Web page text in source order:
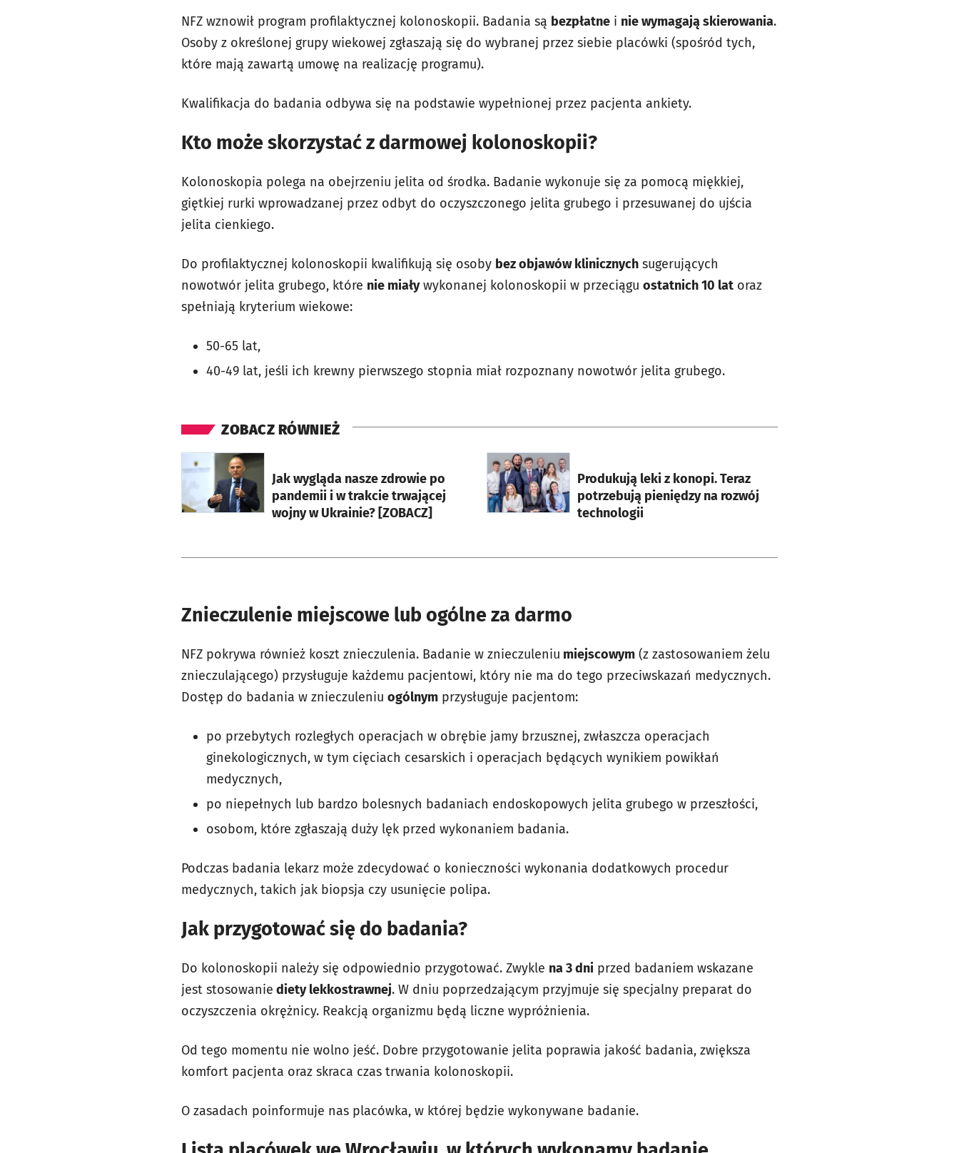
NFZ wznowił program profilaktycznej kolonoskopii. Badania są bezpłatne i nie wymagają skierowania.
Osoby z określonej grupy wiekowej zgłaszają się do wybranej przez siebie placówki (spośród tych,
które mają zawartą umowę na realizację programu).
Kwalifikacja do badania odbywa się na podstawie wypełnionej przez pacjenta ankiety.
Kto może skorzystać z darmowej kolonoskopii?
Kolonoskopia polega na obejrzeniu jelita od środka. Badanie wykonuje się za pomocą miękkiej,
giętkiej rurki wprowadzanej przez odbyt do oczyszczonego jelita grubego i przesuwanej do ujścia
jelita cienkiego.
Do profilaktycznej kolonoskopii kwalifikują się osoby bez objawów klinicznych sugerujących
nowotwór jelita grubego, które nie miaływykonanej kolonoskopii w przeciągu ostatnich 10 lat oraz
spełniają kryterium wiekowe:
50-65 lat,
40-49 lat, jeśli ich krewny pierwszego stopnia miał rozpoznany nowotwór jelita grubego.
ZOBACZ RÓWNIEŻ
Jak wygląda nasze zdrowie po
pandemii i w trakcie trwającej
wojny w Ukrainie? [ZOBACZ]
otworzy się w nowej karcie
Produkują leki z konopi. Teraz
potrzebują pieniędzy na rozwój
technologii
otworzy się w nowej karcie
Znieczulenie miejscowe lub ogólne za darmo
NFZ pokrywa również koszt znieczulenia. Badanie w znieczuleniu miejscowym (z zastosowaniem żelu
znieczulającego) przysługuje każdemu pacjentowi, który nie ma do tego przeciwskazań medycznych.
Dostęp do badania w znieczuleniu ogólnym przysługuje pacjentom:
po przebytych rozległych operacjach w obrębie jamy brzusznej, zwłaszcza operacjach
ginekologicznych, w tym cięciach cesarskich i operacjach będących wynikiem powikłań
medycznych,
po niepełnych lub bardzo bolesnych badaniach endoskopowych jelita grubego w przeszłości,
osobom, które zgłaszają duży lęk przed wykonaniem badania.
Podczas badania lekarz może zdecydować o konieczności wykonania dodatkowych procedur
medycznych, takich jak biopsja czy usunięcie polipa.
Jak przygotować się do badania?
Do kolonoskopii należy się odpowiednio przygotować. Zwykle na 3 dni przed badaniem wskazane
jest stosowanie diety lekkostrawnej. W dniu poprzedzającym przyjmuje się specjalny preparat do
oczyszczenia okrężnicy. Reakcją organizmu będą liczne wypróżnienia.
Od tego momentu nie wolno jeść. Dobre przygotowanie jelita poprawia jakość badania, zwiększa
komfort pacjenta oraz skraca czas trwania kolonoskopii.
O zasadach poinformuje nas placówka, w której będzie wykonywane badanie.